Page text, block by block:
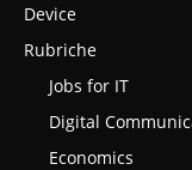
Device
Rubriche
Jobs for IT
Digital
Economics